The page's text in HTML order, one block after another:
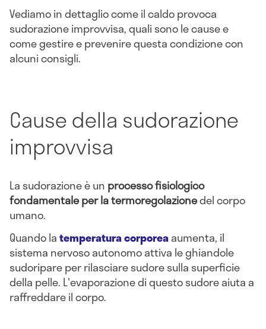
Vediamo in dettaglio come il caldo provoca
sudorazione improvvisa, quali sono le cause e
come gestire e prevenire questa condizione con
alcuni consigli.
Cause della sudorazione
improvvisa
La sudorazione è un processo fisiologico
fondamentale per la termoregolazionedel corpo
umano.
Quando latemperatura corporeaaumenta, il
sistema nervoso autonomo attiva le ghiandole
sudoripare per rilasciare sudore sulla superficie
della pelle. L'evaporazione di questo sudore aiuta a
raffreddare il corpo.